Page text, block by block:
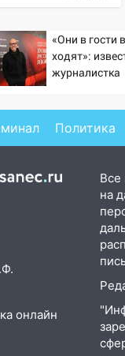
в
«Они в гости
ходят»:
журналистка
Политика
онлайн
Все
на